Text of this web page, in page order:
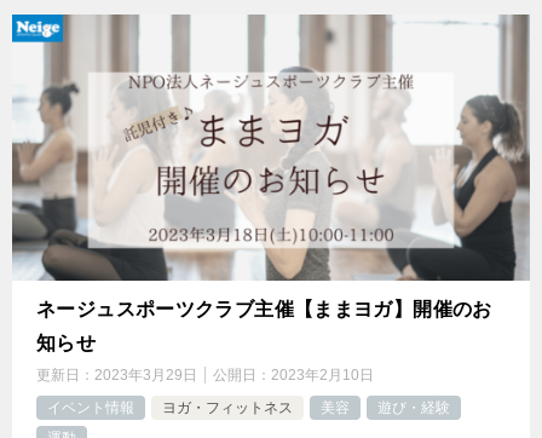
ネージュスポーツクラブ主催【ままヨガ】開催のお
知らせ
更新日： 2023年3月29日 公開日： 2023年2月10日
イベント情報
ヨガ・フィットネス 美容
遊び・経験